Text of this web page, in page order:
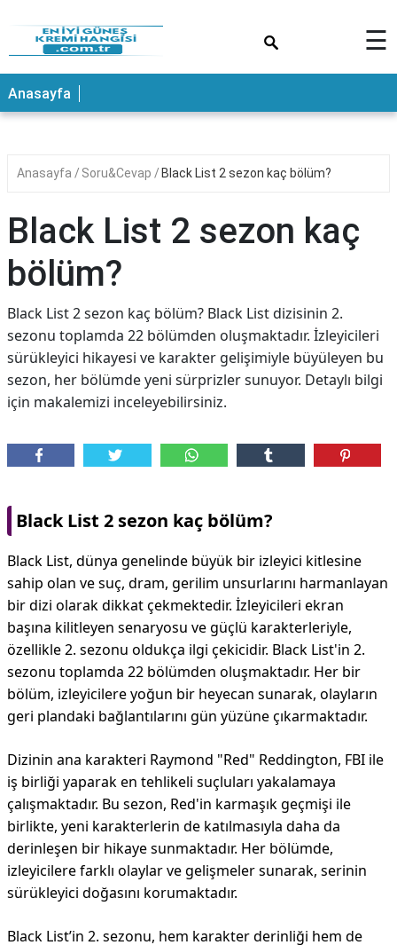
ANASAYFA
☰
Anasayfa
Anasayfa Soru&Cevap Black List 2 sezon kaç bölüm?
Black List 2 sezon kaç
bölüm?
Black List 2 sezon kaç bölüm? Black List dizisinin 2.
sezonu toplamda 22 bölümden oluşmaktadır. İzleyicileri
sürükleyici hikayesi ve karakter gelişimiyle büyüleyen bu
sezon, her bölümde yeni sürprizler sunuyor. Detaylı bilgi
için makalemizi inceleyebilirsiniz.
Black List 2 sezon kaç bölüm?
Black List, dünya genelinde büyük bir izleyici kitlesine
sahip olan ve suç, dram, gerilim unsurlarını harmanlayan
bir dizi olarak dikkat çekmektedir. İzleyicileri ekran
başına kilitleyen senaryosu ve güçlü karakterleriyle,
özellikle 2. sezonu oldukça ilgi çekicidir. Black List'in 2.
sezonu toplamda 22 bölümden oluşmaktadır. Her bir
bölüm, izleyicilere yoğun bir heyecan sunarak, olayların
geri plandaki bağlantılarını gün yüzüne çıkarmaktadır.
Dizinin ana karakteri Raymond "Red" Reddington, FBI ile
iş birliği yaparak en tehlikeli suçluları yakalamaya
çalışmaktadır. Bu sezon, Red'in karmaşık geçmişi ile
birlikte, yeni karakterlerin de katılmasıyla daha da
derinleşen bir hikaye sunmaktadır. Her bölümde,
izleyicilere farklı olaylar ve gelişmeler sunarak, serinin
sürükleyici doğasını korumaktadır.
Black List’in 2. sezonu, hem karakter derinliği hem de